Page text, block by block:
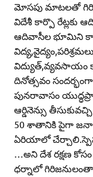
మోసపు మాటలతో
విదేశీ కార్పొ రేట్లకు
ఆదివాసీల భూమిని
విద్యుత్‌,వ్యవసాయం
దినోత్సవం
పునరావాసం
ఆర్డినెన్సు
50 శాతానికి పైగా
ఏరియాలో
…అని దేశ రక్షణ
ధర్నాలో